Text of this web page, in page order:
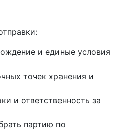
и единые условия
точек хранения и
и ответственность за
партию по